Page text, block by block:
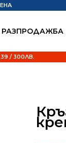
РАЗПРОДАЖБА
/ 300ЛВ.